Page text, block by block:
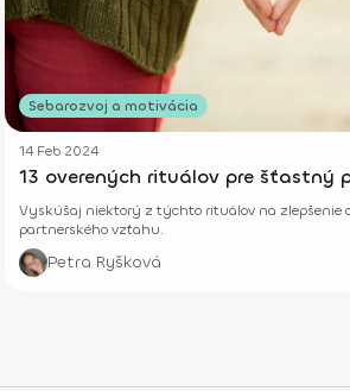
Sebarozvoj a motivácia
14 Feb 2024
13 overených rituálov pre šťastný
Vyskúšaj niektorý z týchto rituálov na zlepšenie
partnerského vzťahu.
Petra Ryšková